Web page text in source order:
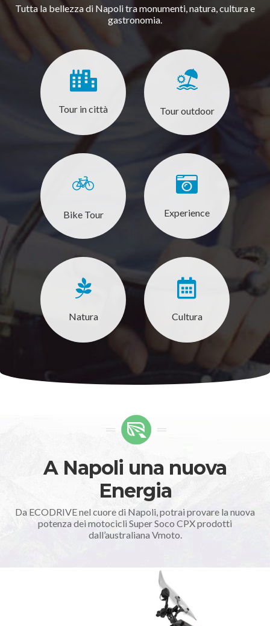
Tutta la bellezza di Napoli tra monumenti, natura, cultura e
gastronomia.
Tour in città Tour outdoor
Bike Tour Experience
Natura Cultura
A Napoli una nuova
Energia
Da ECODRIVE nel cuore di Napoli, potrai provare la nuova
potenza dei motocicli Super Soco CPX prodotti
dall’australiana Vmoto.